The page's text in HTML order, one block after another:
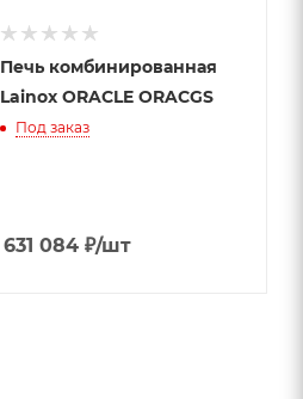
Печь комбинированная
Lainox ORACLE ORACGS
Под заказ
631 084₽/шт